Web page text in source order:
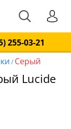
255-03-21
/ Серый
Lucide